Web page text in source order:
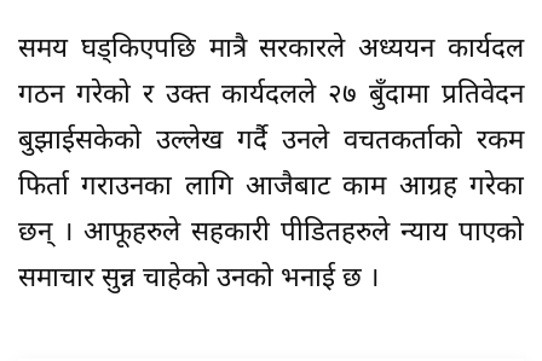
समय घड्किएपछि मात्रै सरकारले अध्ययन कार्यदल
गठन गरेको र उक्त कार्यदलले २७ बुँदामा प्रतिवेदन
बुझाईसकेको उल्लेख गर्दै उनले वचतकर्ताको रकम
फिर्ता गराउनका लागि आजैबाट काम आग्रह गरेका
छन् । आफूहरुले सहकारी पीडितहरुले न्याय पाएको
समाचार सुन्न चाहेको उनको भनाई छ ।